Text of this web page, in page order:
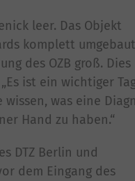
leer. Das Objekt
komplett umgebaut
des OZB groß. Dies
ist ein wichtiger
was eine
Hand zu haben.“
DTZ Berlin und
dem Eingang des